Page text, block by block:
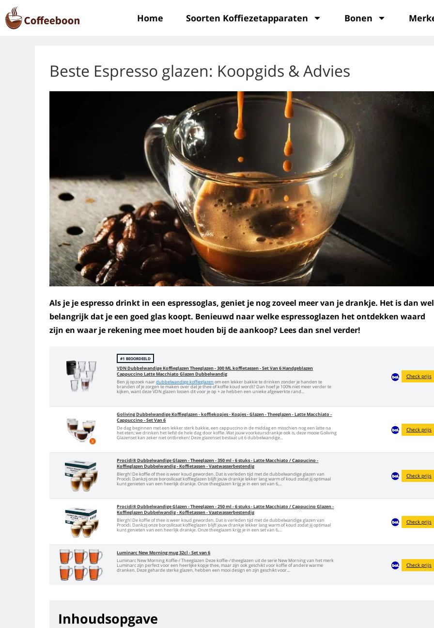
Home Soorten Koffiezetapparaten Bonen
Beste Espresso glazen: Koopgids & Advies
Als je je espresso drinkt in een espressoglas, geniet je nog zoveel meer van je drankje. Het is dan wel
belangrijk dat je een goed glas koopt. Benieuwd naar welke espressoglazen het ontdekken waard
zijn en waar je rekening mee moet houden bij de aankoop? Lees dan snel verder!
#1 BEOORDEELD
VDN Dubbelwandige Koffieglazen Theeglazen - 300 ML koffietassen - Set Van 6 Handgeblazen
Cappuccino Latte Macchiato Glazen Dubbelwandig
Ben jij opzoek naardubbelwandige koffieglazen om een lekker bakkie te drinken zonder je handen te
branden of je zorgen te maken over dat je thee of koffie koud wordt? Dan hoef je 100% niet meer verder te
kijken, want deze VDN glazen lossen dit voor je op + ze hebben een unieke afgewerkte rand...
Check prijs
Goliving Dubbelwandige Koffieglazen - koffiekopjes - Kopjes - Glazen - Theeglazen - Latte Macchiato -
Cappuccino - Set Van 6
De dag beginnen met een lekker sterk bakkie, een cappuccino in de middag en misschien nog een latte na
het eten; we drinken het liefst de hele dag door koffie. Wat jouw voorkeursdrankje ook is, deze mooie Goliving
Glazenset kan zeker niet ontbreken! Deze glazenset bestaat uit 6 dubbelwandige...
Check prijs
Procidi® Dubbelwandige Glazen - Theeglazen - 350 ml - 6 stuks - Latte Macchiato / Cappucino -
Koffieglazen Dubbelwandig - Koffietassen - Vaatwasserbestendig
Blergh! De koffie of thee is weer koud geworden. Dat is verleden tijd met de dubbelwandige glazen van
Procidi. Dankzij onze borosilicaat koffieglazen blijft jouw drankje lekker lang warm of koud zodat jij optimaal
kunt genieten van een heerlijk drankje. Onze theeglazen krijg je in een set van 6,...
Check prijs
Procidi® Dubbelwandige Glazen - Theeglazen - 250 ml - 6 stuks - Latte Macchiato / Cappucino Glazen -
Koffieglazen Dubbelwandig - Koffietassen - Vaatwasserbestendig
Blergh! De koffie of thee is weer koud geworden. Dat is verleden tijd met de dubbelwandige glazen van
Procidi. Dankzij onze borosilicaat koffieglazen blijft jouw drankje lekker lang warm of koud zodat jij optimaal
kunt genieten van een heerlijk drankje. Onze theeglazen krijg je in een set van 6,...
Check prijs
Luminarc New Morning mug 32cl - Set van 6
Luminarc New Morning Koffie-/ Theeglazen Deze koffie-/ theeglazen uit de serie New Morning van het merk
Luminarc zijn perfect voor een heerlijke kopje thee, maar zijn ook geschikt voor koffie of andere warme
dranken. Deze geharde sterke glazen, hebben een mooi design en zijn geschikt voor...
Check prijs
Inhoudsopgave